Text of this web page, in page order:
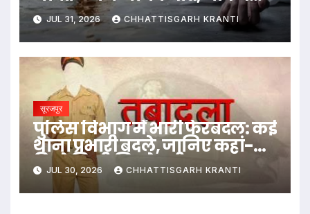
मातम
JUL 31, 2026 CHHATTISGARH KRANTI
सूरजपुर
पुलिस विभाग में भारी फेरबदल: कई
थाना प्रभारी बदले, जानिए कहां-
किसे मिली जिम्मेदारी?
JUL 30, 2026 CHHATTISGARH KRANTI